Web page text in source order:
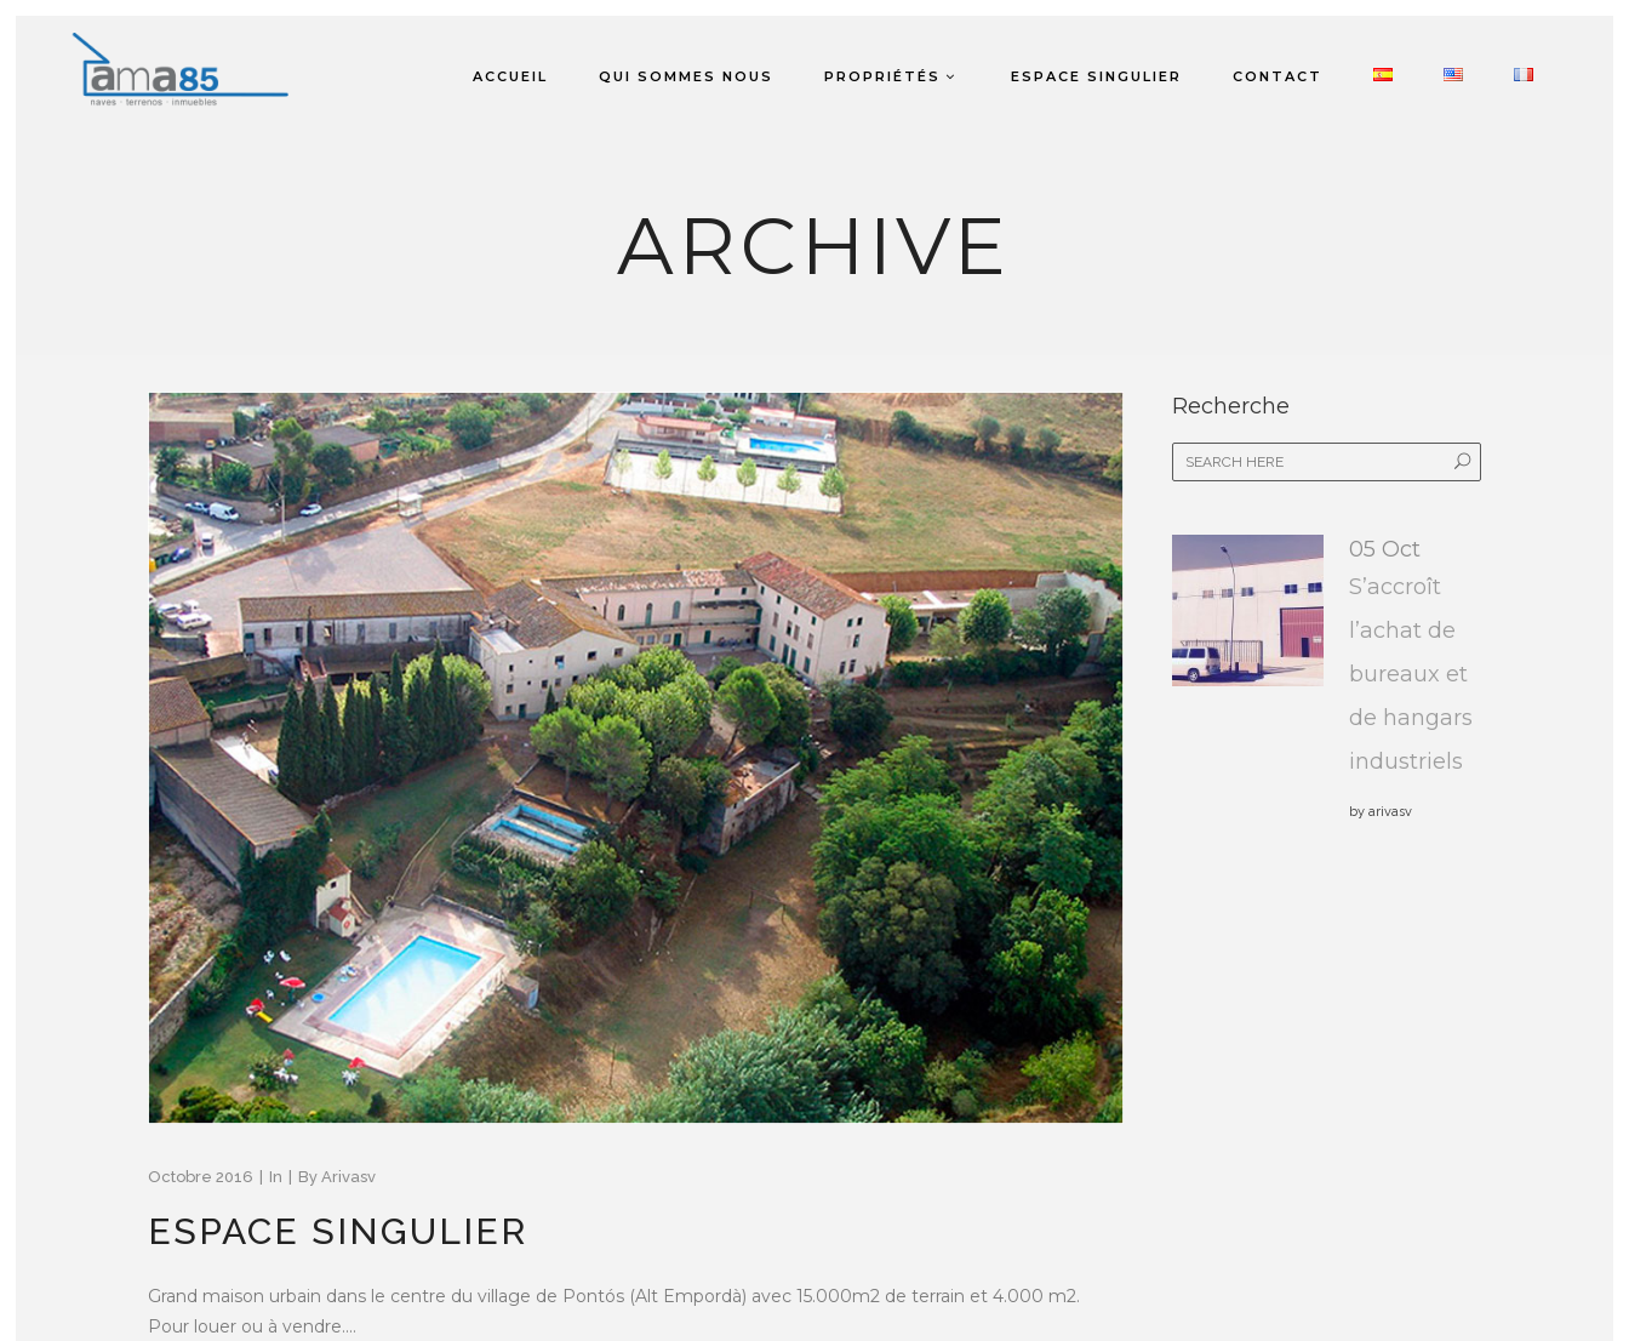
ACCUEIL QUI SOMMES NOUS PROPRIÉTÉS ESPACE SINGULIER CONTACT
ARCHIVE
Octobre 2016 In By Arivasv
ESPACE SINGULIER
Grand maison urbain dans le centre du village de Pontós (Alt Empordà) avec 15.000m2 de terrain et 4.000 m2.
Pour louer ou à vendre....
Recherche
05 Oct
S’accroît
l’achat de
bureaux et
de hangars
industriels
by arivasv